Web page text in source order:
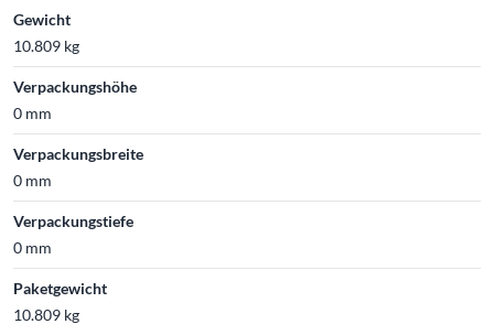
Gewicht
10.809 kg
Verpackungshöhe
0 mm
Verpackungsbreite
0 mm
Verpackungstiefe
0 mm
Paketgewicht
10.809 kg